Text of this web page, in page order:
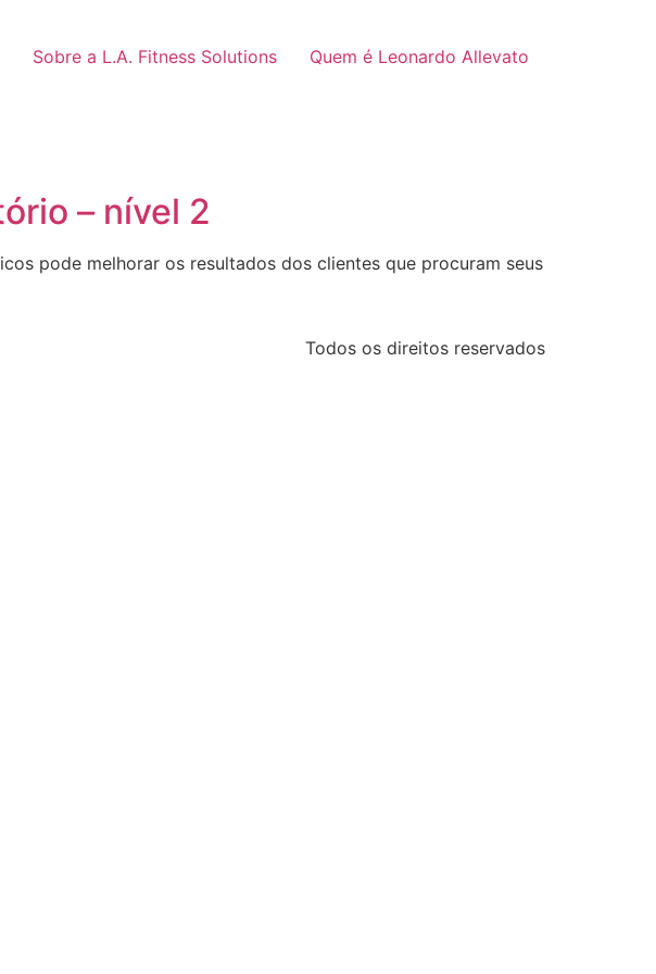
Sobre a L.A. Fitness Solutions Quem é Leonardo Allevato
– nível 2
pode melhorar os resultados dos clientes que procuram seus
Todos os direitos reservados